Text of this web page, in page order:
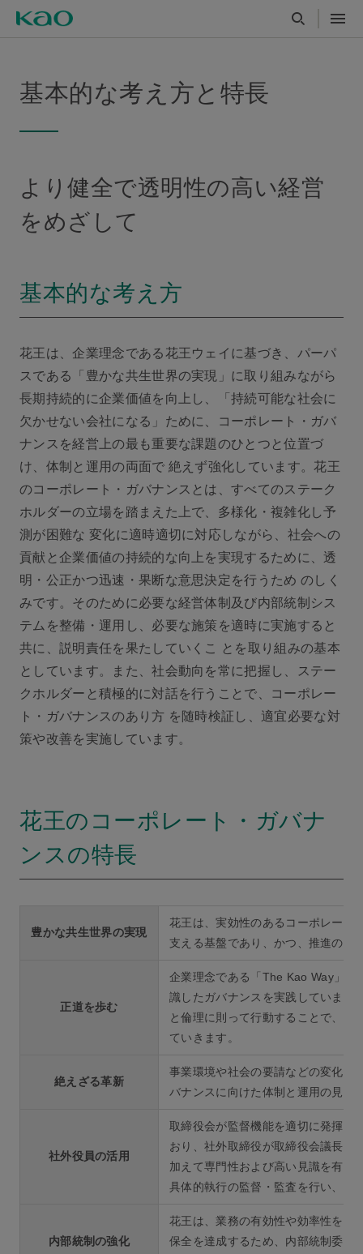
基本的な考え方と特長
より健全で透明性の高い経営
をめざして
基本的な考え方
花王は、企業理念である花王ウェイに基づき、パーパ
スである「豊かな共生世界の実現」に取り組みながら
長期持続的に企業価値を向上し、「持続可能な社会に
欠かせない会社になる」ために、コーポレート・ガバ
ナンスを経営上の最も重要な課題のひとつと位置づ
け、体制と運用の両面で 絶えず強化しています。花王
のコーポレート・ガバナンスとは、すべてのステーク
ホルダーの立場を踏まえた上で、多様化・複雑化し予
測が困難な 変化に適時適切に対応しながら、社会への
貢献と企業価値の持続的な向上を実現するために、透
明・公正かつ迅速・果断な意思決定を行うため のしく
みです。そのために必要な経営体制及び内部統制シス
テムを整備・運用し、必要な施策を適時に実施すると
共に、説明責任を果たしていくこ とを取り組みの基本
としています。また、社会動向を常に把握し、ステー
クホルダーと積極的に対話を行うことで、コーポレー
ト・ガバナンスのあり方 を随時検証し、適宜必要な対
策や改善を実施しています。
花王のコーポレート・ガバナ
ンスの特長
豊かな共生世界の実現
花王は、実効性のあるコーポレート
支える基盤であり、かつ、推進のド
正道を歩む
企業理念である「The Kao Way」を
識したガバナンスを実践しています
と倫理に則って行動することで、す
ていきます。
絶えざる革新
事業環境や社会の要請などの変化に
バナンスに向けた体制と運用の見直
社外役員の活用
取締役会が監督機能を適切に発揮で
おり、社外取締役が取締役会議長を
加えて専門性および高い見識を有し
具体的執行の監督・監査を行い、適
内部統制の強化
花王は、業務の有効性や効率性を向
保全を達成するため、内部統制委員